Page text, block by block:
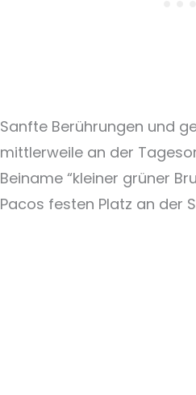
Sanfte Berührungen und
mittlerweile an der
Beiname “kleiner grüner
Pacos festen Platz an der